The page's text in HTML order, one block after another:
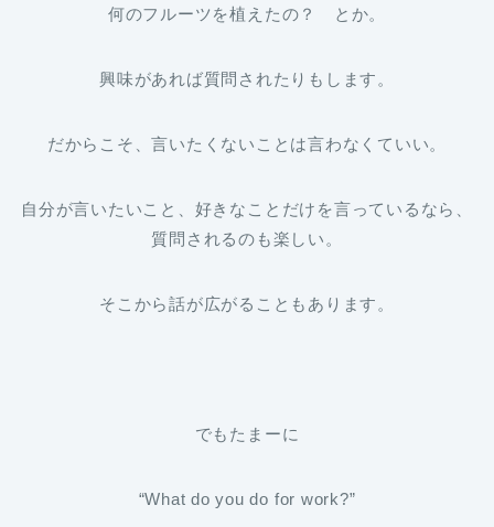
何のフルーツを植えたの？ とか。
興味があれば質問されたりもします。
だからこそ、言いたくないことは言わなくていい。
自分が言いたいこと、好きなことだけを言っているなら、
質問されるのも楽しい。
そこから話が広がることもあります。
でもたまーに
“What do you do for work?”